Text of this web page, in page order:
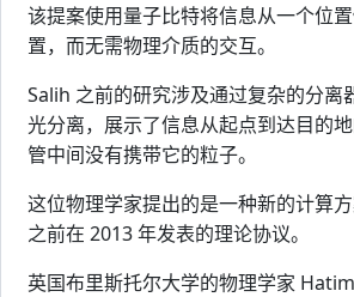
该提案使用量子比特将信息从一个位
置，而无需物理介质的交互。
Salih 之前的研究涉及通过复杂的分离
光分离，展示了信息从起点到达目的
管中间没有携带它的粒子。
这位物理学家提出的是一种新的计算
之前在 2013 年发表的理论协议。
英国布里斯托尔大学的物理学家